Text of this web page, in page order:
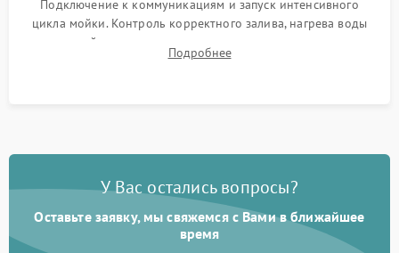
Подключение к коммуникациям и запуск интенсивного
цикла мойки. Контроль корректного залива, нагрева воды
до нужной температуры, отсутствия посторонних шумов,
штатного слива и абсолютной сухости в поддоне.
Подробнее
У Вас остались вопросы?
Оставьте заявку, мы свяжемся с Вами в ближайшее
время